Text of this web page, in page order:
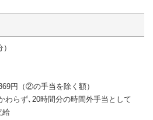
円（②の手当を除く額）
らず､20時間分の時間外手当として
給